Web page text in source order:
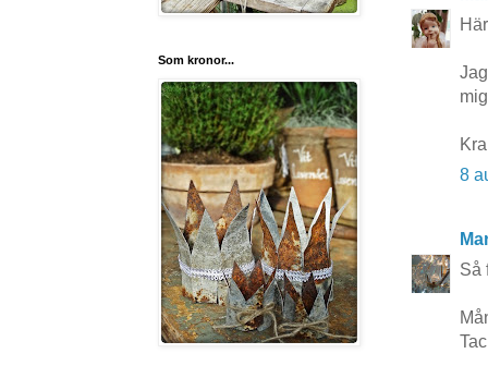
8
Så
Som kronor...